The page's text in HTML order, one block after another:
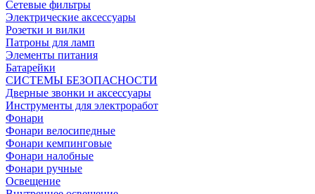
Сетевые фильтры
Электрические аксессуары
Розетки и вилки
Патроны для ламп
Элементы питания
Батарейки
СИСТЕМЫ БЕЗОПАСНОСТИ
Дверные звонки и аксессуары
Инструменты для электроработ
Фонари
Фонари велосипедные
Фонари кемпинговые
Фонари налобные
Фонари ручные
Освещение